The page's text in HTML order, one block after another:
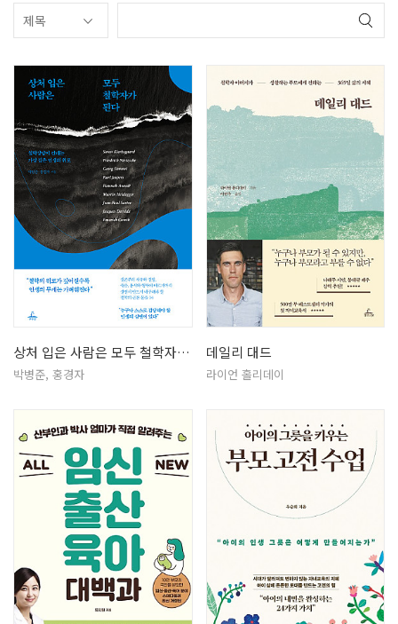
상처 입은 사람은 모두 철학자가 된다
박병준, 홍경자
데일리 대드
라이언 홀리데이